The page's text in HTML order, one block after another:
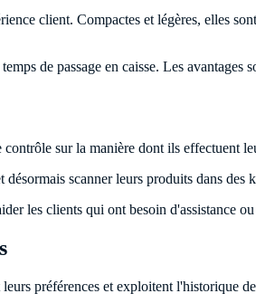
client. Compactes et légères, elles
de passage en caisse. Les
sur la manière dont ils effectuent
désormais scanner leurs produits dans
les clients qui ont besoin d'assistance
préférences et exploitent l'historique